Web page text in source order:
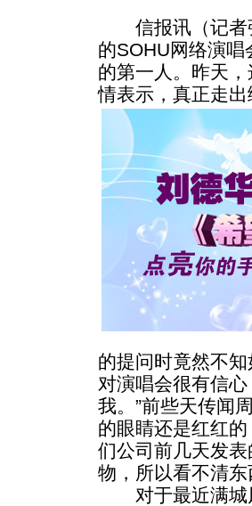
信报讯（记者
的SOHU网络演
的第一人。昨天
情表示，真正走
的提问时竟然不
对演唱会很有信
我。”前些天传闻
的眼睛还是红红
们公司前几天发
物，所以看不清东
对于最近满城